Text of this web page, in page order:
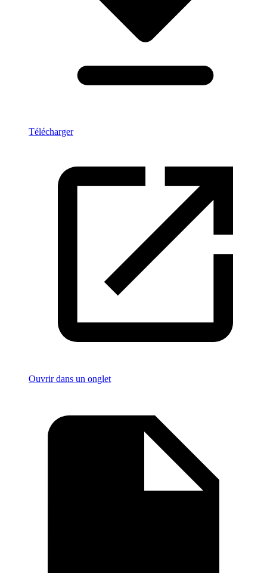
Télécharger
Ouvrir dans un onglet